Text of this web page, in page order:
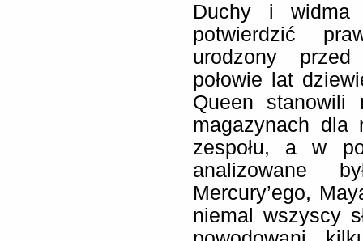
Duchy i widma
potwierdzić
urodzony
połowie lat
Queen stanowili
magazynach dla
zespołu, a w
analizowane
Mercury’ego,
niemal wszyscy